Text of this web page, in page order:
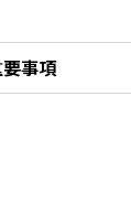
事項